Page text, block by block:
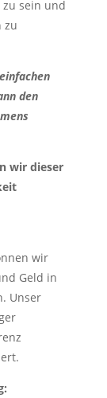
sein und
zu
den
wir dieser
wir
Geld in
Unser